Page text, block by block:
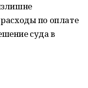
по оплате
суда в